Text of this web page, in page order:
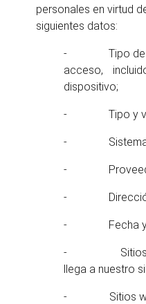
personales en virtud
siguientes datos:
- Tipo de
acceso,
dispositivo;
- Tipo y
- Sistema
- Proveedor
-
- Fecha y
- Sitios web
llega a nuestro
- Sitios web